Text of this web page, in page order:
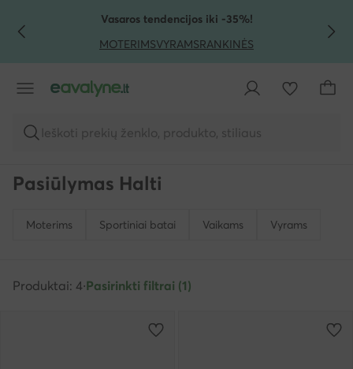
PEREITI PRIE PAGRINDINIO TURINIO
PEREITI Į PAIEŠKĄVasaros tendencijos iki -35%!
MOTERIMSVYRAMSRANKINĖS
Ieškoti prekių ženklo, produkto, stiliaus
Pasiūlymas Halti
Moterims Sportiniai batai Vaikams Vyrams
Produktai: 4·Pasirinkti filtrai (1)